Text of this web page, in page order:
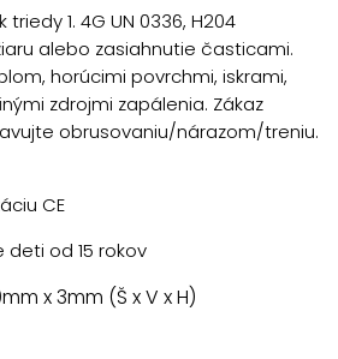
1. 4G UN 0336, H204
alebo zasiahnutie časticami.
horúcimi povrchmi, iskrami,
zdrojmi zapálenia. Zákaz
obrusovaniu/nárazom/treniu.
CE
od 15 rokov
x 3mm (Š x V x H)